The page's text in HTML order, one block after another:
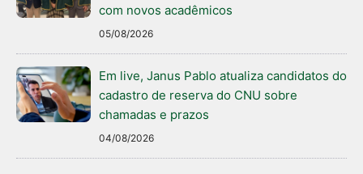
com novos acadêmicos
05/08/2026
Em live, Janus Pablo atualiza candidatos do
cadastro de reserva do CNU sobre
chamadas e prazos
04/08/2026